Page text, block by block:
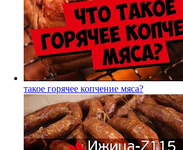
такое горячее копчение мяса?